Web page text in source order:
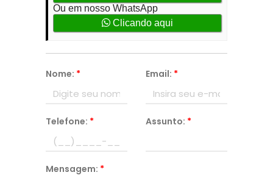
Ou em nosso WhatsApp
Clicando aqui
Nome: * Email: *
Telefone: * Assunto: *
Mensagem: *